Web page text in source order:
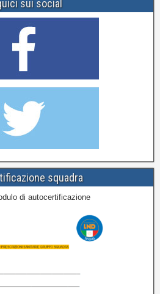
sui social
squadra
di autocertificazione